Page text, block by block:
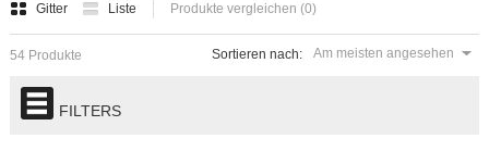
Gitter Liste Produkte vergleichen (0)
Sortieren nach: Am meisten angesehen
54 Produkte
FILTERS